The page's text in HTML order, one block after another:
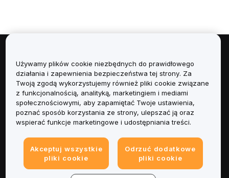
Informacje
Usługi
Obsługa Klienta
Informacje prawne
Używamy plików cookie niezbędnych do prawidłowego
działania i zapewnienia bezpieczeństwa tej strony. Za
Twoją zgodą wykorzystujemy również pliki cookie związane
z funkcjonalnością, analityką, marketingiem i mediami
społecznościowymi, aby zapamiętać Twoje ustawienia,
poznać sposób korzystania ze strony, ulepszać ją oraz
wspierać funkcje marketingowe i udostępniania treści.
Akceptuj wszystkie
pliki cookie
Odrzuć dodatkowe
pliki cookie